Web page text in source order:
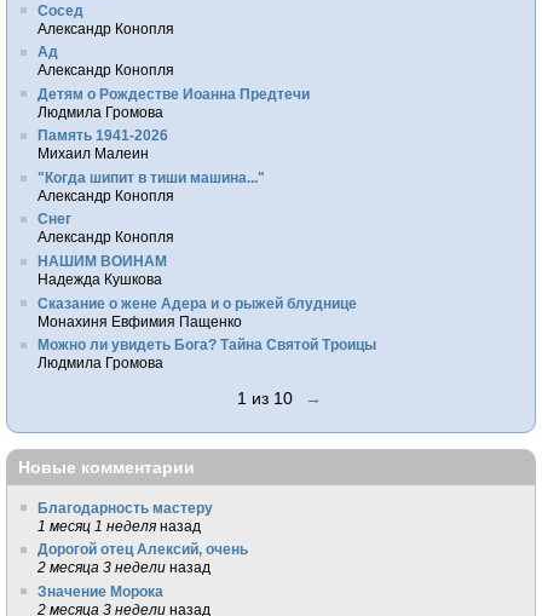
Сосед
Александр Конопля
Ад
Александр Конопля
Детям о Рождестве Иоанна Предтечи
Людмила Громова
Память 1941-2026
Михаил Малеин
"Когда шипит в тиши машина..."
Александр Конопля
Снег
Александр Конопля
НАШИМ ВОИНАМ
Надежда Кушкова
Сказание о жене Адера и о рыжей блуднице
Монахиня Евфимия Пащенко
Можно ли увидеть Бога? Тайна Святой Троицы
Людмила Громова
1 из 10 →
Новые комментарии
Благодарность мастеру
1 месяц 1 неделя назад
Дорогой отец Алексий, очень
2 месяца 3 недели назад
Значение Морока
2 месяца 3 недели назад